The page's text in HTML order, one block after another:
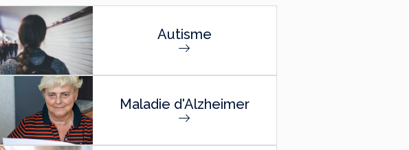
Autisme
Maladie d'Alzheimer